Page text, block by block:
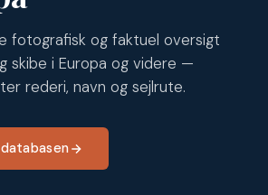
fotografisk og faktuel oversigt
skibe i Europa og videre —
rederi, navn og sejlrute.